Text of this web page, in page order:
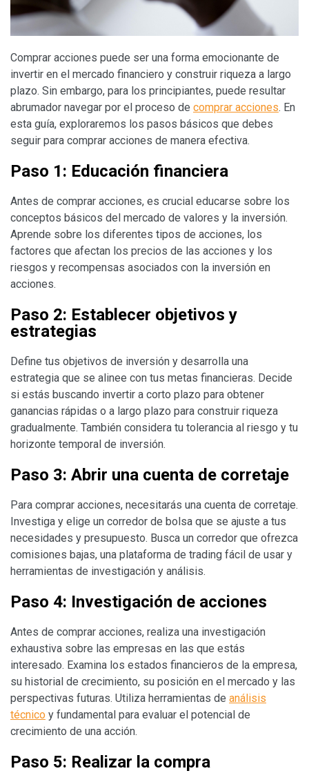
Comprar acciones puede ser una forma emocionante de
invertir en el mercado financiero y construir riqueza a largo
plazo. Sin embargo, para los principiantes, puede resultar
abrumador navegar por el proceso de comprar acciones. En
esta guía, exploraremos los pasos básicos que debes
seguir para comprar acciones de manera efectiva.
Paso 1: Educación financiera
Antes de comprar acciones, es crucial educarse sobre los
conceptos básicos del mercado de valores y la inversión.
Aprende sobre los diferentes tipos de acciones, los
factores que afectan los precios de las acciones y los
riesgos y recompensas asociados con la inversión en
acciones.
Paso 2: Establecer objetivos y
estrategias
Define tus objetivos de inversión y desarrolla una
estrategia que se alinee con tus metas financieras. Decide
si estás buscando invertir a corto plazo para obtener
ganancias rápidas o a largo plazo para construir riqueza
gradualmente. También considera tu tolerancia al riesgo y tu
horizonte temporal de inversión.
Paso 3: Abrir una cuenta de corretaje
Para comprar acciones, necesitarás una cuenta de corretaje.
Investiga y elige un corredor de bolsa que se ajuste a tus
necesidades y presupuesto. Busca un corredor que ofrezca
comisiones bajas, una plataforma de trading fácil de usar y
herramientas de investigación y análisis.
Paso 4: Investigación de acciones
Antes de comprar acciones, realiza una investigación
exhaustiva sobre las empresas en las que estás
interesado. Examina los estados financieros de la empresa,
su historial de crecimiento, su posición en el mercado y las
perspectivas futuras. Utiliza herramientas de análisis
técnico y fundamental para evaluar el potencial de
crecimiento de una acción.
Paso 5: Realizar la compra